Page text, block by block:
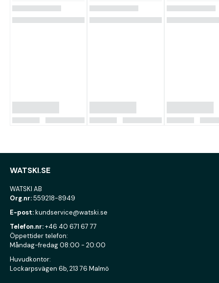
WATSKI.SE
WATSKI AB
Org.nr:559218-8949
E-post:kundservice@watski.se
Telefon.nr:+46 40 671 67 77
Öppettider telefon:
Måndag-fredag 08:00 - 20:00
Huvudkontor:
Lockarpsvägen 6b, 213 76 Malmö